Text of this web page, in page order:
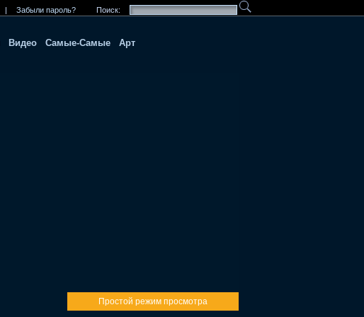
| Забыли пароль? Поиск:
Видео Самые-Самые Арт
Простой режим просмотра